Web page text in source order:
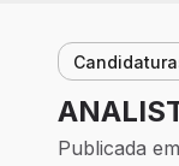
Publicada